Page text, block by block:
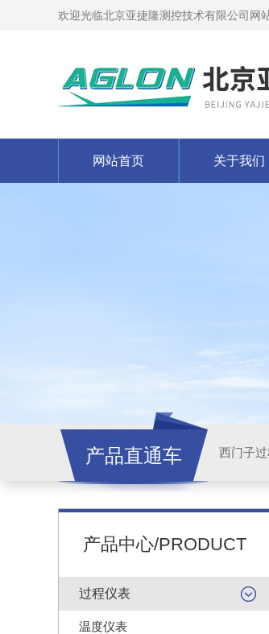
欢迎光临北京亚捷隆测控技术有限公司网
网站首页 关于我们
产品直通车 西门子
产品中心/PRODUCT
过程仪表
温度仪表